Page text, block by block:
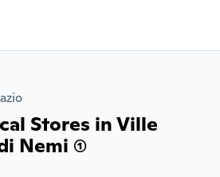
Stores in Ville
Nemi (1)